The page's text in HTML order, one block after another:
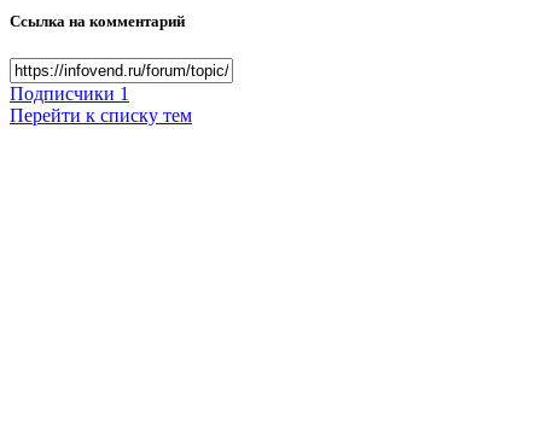
Ссылка на комментарий
Подписчики 1
Перейти к списку тем